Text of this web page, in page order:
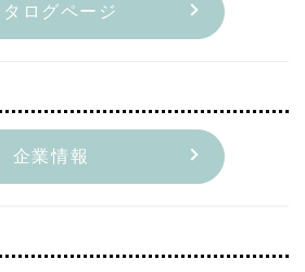
タログページ
企業情報